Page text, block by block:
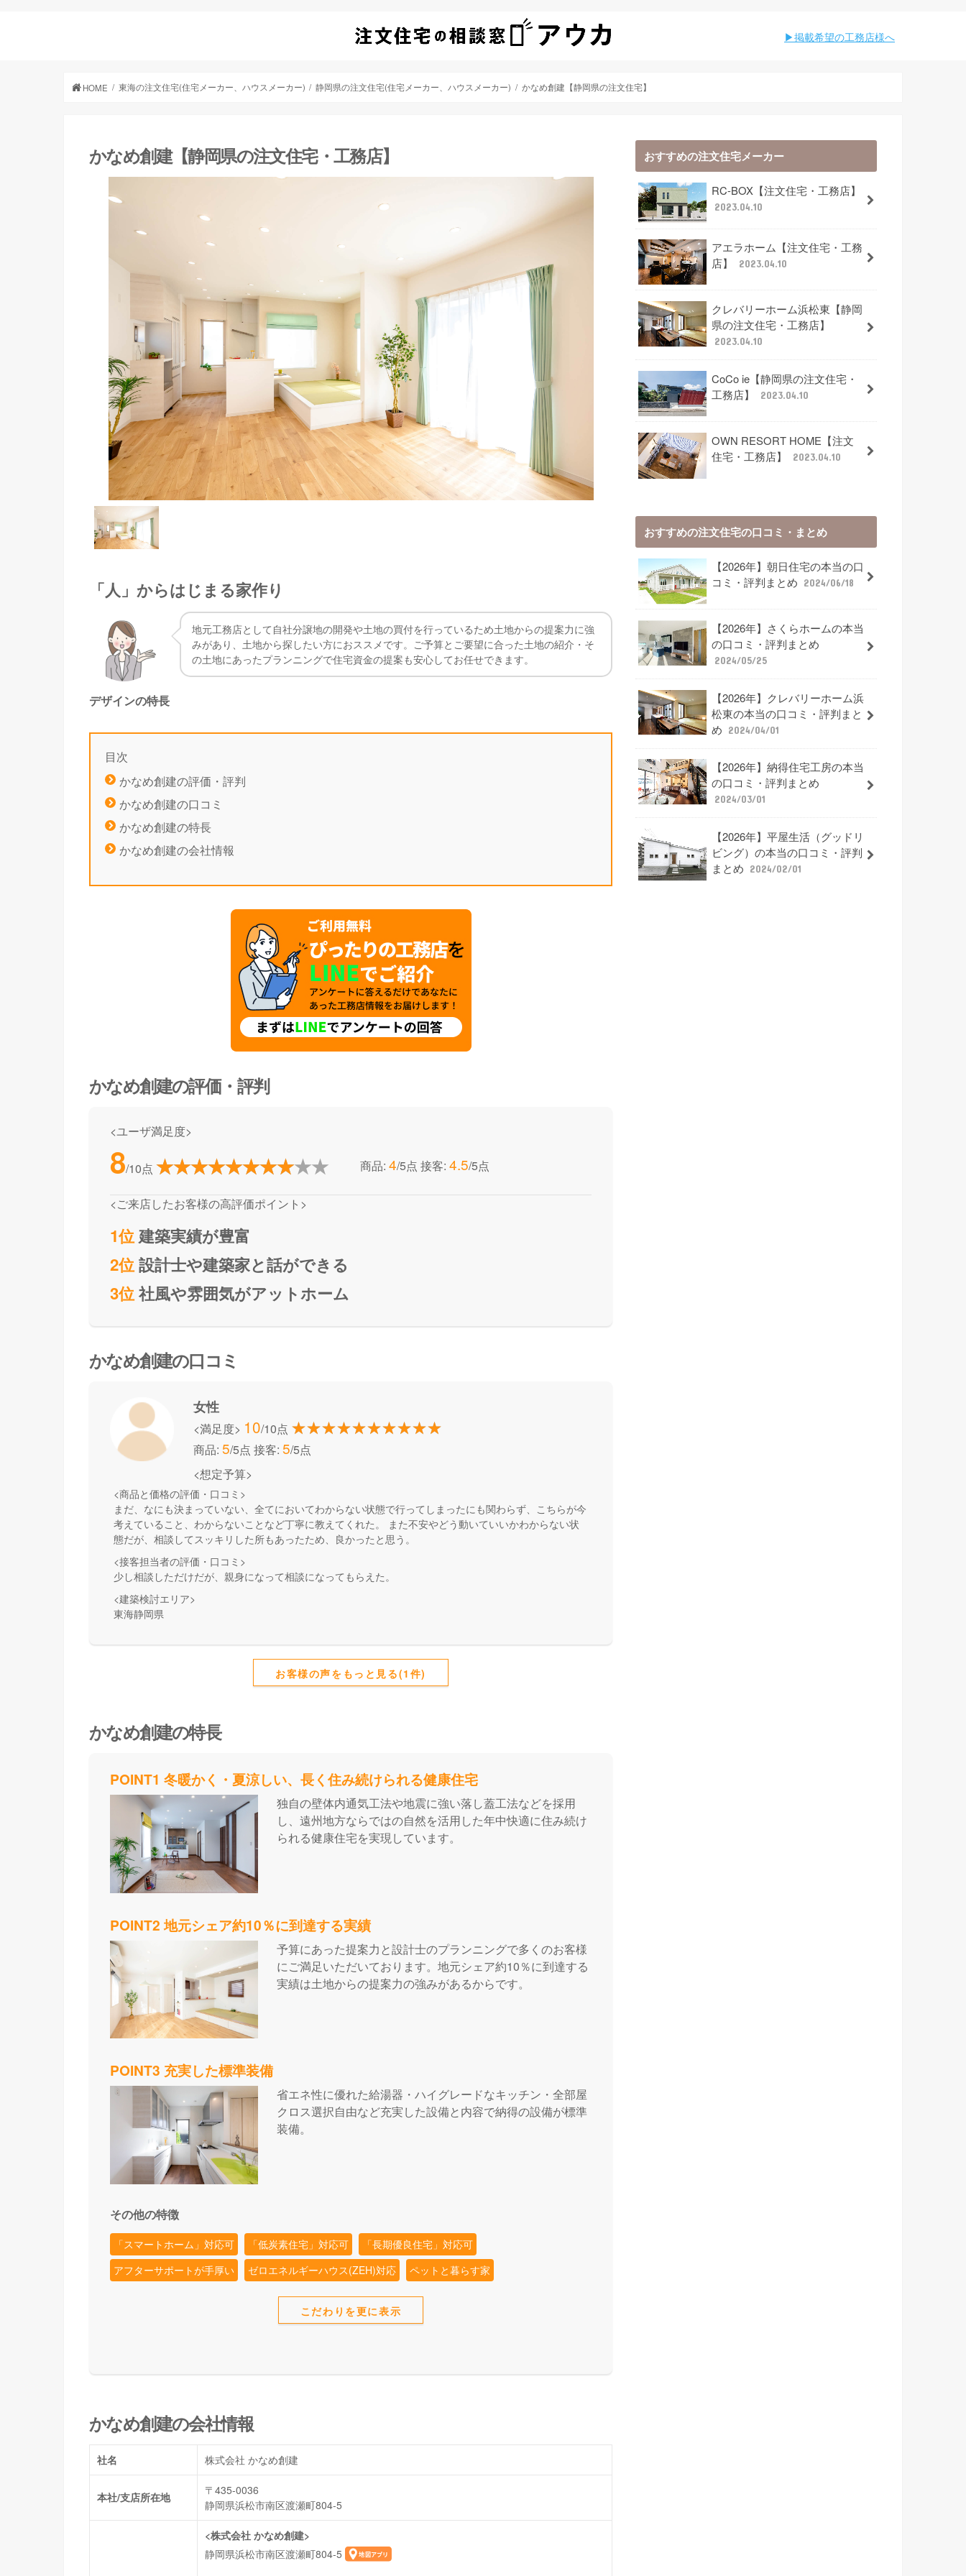
︎︎掲載希望の工務店様へ
HOME 東海の注文住宅(住宅メーカー、ハウスメーカー) 静岡県の注文住宅(住宅メーカー、ハウスメーカー) かなめ創建【静岡県の注文住宅】
かなめ創建【静岡県の注文住宅・工務店】
「人」からはじまる家作り
地元工務店として自社分譲地の開発や土地の買付を行っているため土地からの提案力に強
みがあり、土地から探したい方におススメです。ご予算とご要望に合った土地の紹介・そ
の土地にあったプランニングで住宅資金の提案も安心してお任せできます。
デザインの特長
目次
かなめ創建の評価・評判
かなめ創建の口コミ
かなめ創建の特長
かなめ創建の会社情報
かなめ創建の評価・評判
<ユーザ満足度>
8/10点 商品:4/5点 接客:4.5/5点
<ご来店したお客様の高評価ポイント>
1位建築実績が豊富
2位設計士や建築家と話ができる
3位社風や雰囲気がアットホーム
かなめ創建の口コミ
女性
<満足度> 10/10点
商品:5/5点 接客:5/5点
<想定予算>
<商品と価格の評価・口コミ>
まだ、なにも決まっていない、全てにおいてわからない状態で行ってしまったにも関わらず、こちらが今
考えていること、わからないことなど丁寧に教えてくれた。 また不安やどう動いていいかわからない状
態だが、相談してスッキリした所もあったため、良かったと思う。
<接客担当者の評価・口コミ>
少し相談しただけだが、親身になって相談になってもらえた。
<建築検討エリア>
東海静岡県
お客様の声をもっと見る(1件)
かなめ創建の特長
POINT1 冬暖かく・夏涼しい、長く住み続けられる健康住宅
独自の壁体内通気工法や地震に強い落し蓋工法などを採用
し、遠州地方ならではの自然を活用した年中快適に住み続け
られる健康住宅を実現しています。
POINT2 地元シェア約10％に到達する実績
予算にあった提案力と設計士のプランニングで多くのお客様
にご満足いただいております。地元シェア約10％に到達する
実績は土地からの提案力の強みがあるからです。
POINT3 充実した標準装備
省エネ性に優れた給湯器・ハイグレードなキッチン・全部屋
クロス選択自由など充実した設備と内容で納得の設備が標準
装備。
その他の特徴
「スマートホーム」対応可 「低炭素住宅」対応可
「長期優良住宅」対応可
アフターサポートが手厚い
ゼロエネルギーハウス(ZEH)対応 ペットと暮らす家
こだわりを更に表示
かなめ創建の会社情報
社名 株式会社 かなめ創建
本社/支店所在地
〒435-0036
静岡県浜松市南区渡瀬町804-5
<株式会社 かなめ創建>
静岡県浜松市南区渡瀬町804-5
おすすめの注文住宅メーカー
RC-BOX【注文住宅・工務店】
2023.04.10
アエラホーム【注文住宅・工務
店】
2023.04.10
クレバリーホーム浜松東【静岡
県の注文住宅・工務店】
2023.04.10
CoCo ie【静岡県の注文住宅・
工務店】
2023.04.10
OWN RESORT HOME【注文
住宅・工務店】
2023.04.10
おすすめの注文住宅の口コミ・まとめ
【2026年】朝日住宅の本当の口
コミ・評判まとめ
2024/06/18
【2026年】さくらホームの本当
の口コミ・評判まとめ
2024/05/25
【2026年】クレバリーホーム浜
松東の本当の口コミ・評判まと
め
2024/04/01
【2026年】納得住宅工房の本当
の口コミ・評判まとめ
2024/03/01
【2026年】平屋生活（グッドリ
ビング）の本当の口コミ・評判
まとめ
2024/02/01